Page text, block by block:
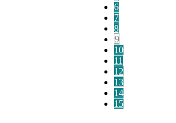
6
7
8
9
10
11
12
13
14
15